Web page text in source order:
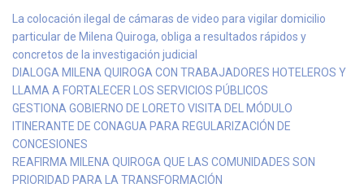
La colocación ilegal de cámaras de video para vigilar domicilio
particular de Milena Quiroga, obliga a resultados rápidos y
concretos de la investigación judicial
DIALOGA MILENA QUIROGA CON TRABAJADORES HOTELEROS Y
LLAMA A FORTALECER LOS SERVICIOS PÚBLICOS
GESTIONA GOBIERNO DE LORETO VISITA DEL MÓDULO
ITINERANTE DE CONAGUA PARA REGULARIZACIÓN DE
CONCESIONES
REAFIRMA MILENA QUIROGA QUE LAS COMUNIDADES SON
PRIORIDAD PARA LA TRANSFORMACIÓN